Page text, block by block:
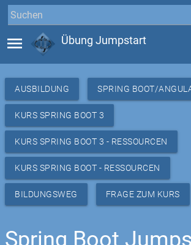
menu Übung Jumpstart
AUSBILDUNG SPRING BOOT/
KURS SPRING BOOT 3
KURS SPRING BOOT 3 - RESSOURCEN
KURS SPRING BOOT - RESSOURCEN
BILDUNGSWEG FRAGE ZUM KURS
Spring Boot